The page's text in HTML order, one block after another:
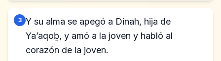
3 Y su alma se apegó a Dinah, hija de
Ya’aqoḇ, y amó a la joven y habló al
corazón de la joven.